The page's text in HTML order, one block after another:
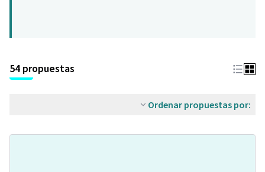
54 propuestas
Ordenar propuestas por: